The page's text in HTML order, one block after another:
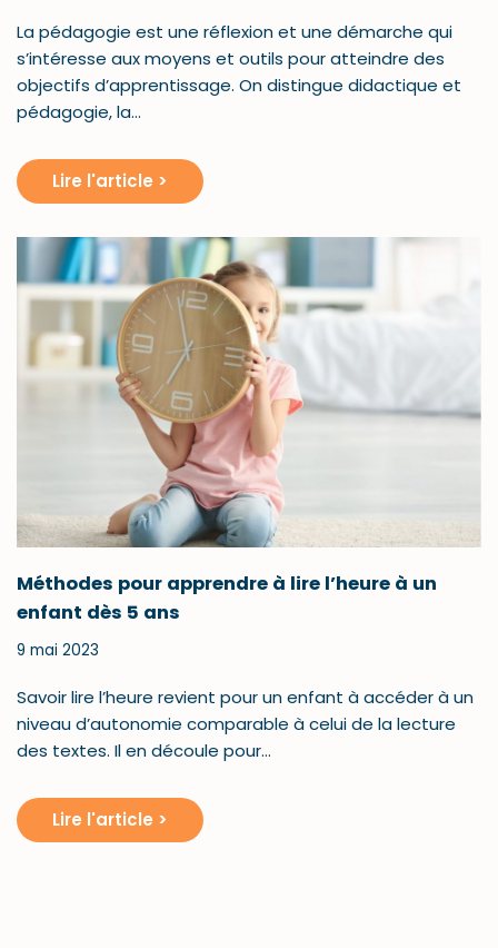
La pédagogie est une réflexion et une démarche qui
s’intéresse aux moyens et outils pour atteindre des
objectifs d’apprentissage. On distingue didactique et
pédagogie, la…
Lire l'article >
Méthodes pour apprendre à lire l’heure à un
enfant dès 5 ans
9 mai 2023
Savoir lire l’heure revient pour un enfant à accéder à un
niveau d’autonomie comparable à celui de la lecture
des textes. Il en découle pour…
Lire l'article >